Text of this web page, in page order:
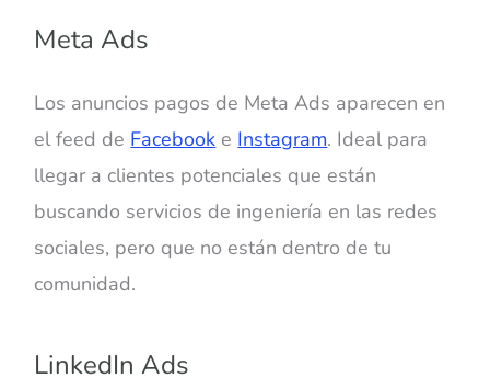
Meta Ads
Los anuncios pagos de Meta Ads aparecen en
el feed de Facebook e Instagram. Ideal para
llegar a clientes potenciales que están
buscando servicios de ingeniería en las redes
sociales, pero que no están dentro de tu
comunidad.
LinkedIn Ads